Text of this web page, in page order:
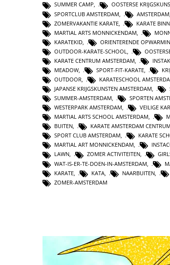
SUMMER CAMP, OOSTERSE
SPORTCLUB AMSTERDAM
AMSTERDAM
ZOMERVAKANTIE KARATE
KARATE
MARTIAL ARTS MONNICKENDAM
KARATEKID
ORIENTERENDE
OUTDOOR-KARATE-SCHOOL
KARATE CENTRUM AMSTERDAM
MEADOW
SPORT-FIT-KARATE
OUTDOOR
KARATESCHOOL
JAPANSE KRIJGSKUNSTEN AMSTERDAM,
SUMMER-AMSTERDAM, SPORTEN
WESTERPARK AMSTERDAM, VEILIGE
MARTIAL ARTS SCHOOL AMSTERDAM,
BUITEN, KARATE AMSTERDAM CENTRUM
SPORT CLUB AMSTERDAM, KARATE
MARTIAL ART MONNICKENDAM,
LAWN, ZOMER ACTIVITEITEN,
WAT-IS-ER-TE-DOEN-IN-AMSTERDAM
KARATE
KATA NAARBUITEN
ZOMER-AMSTERDAM